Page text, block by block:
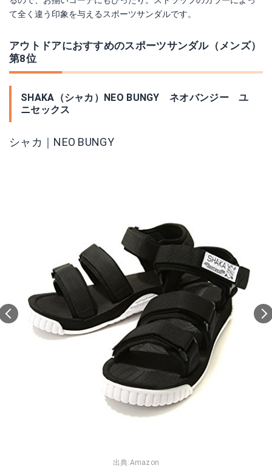
て全く違う印象を与えるスポーツサンダルです。
アウトドアにおすすめのスポーツサンダル（メンズ）
第8位
SHAKA（シャカ）NEO BUNGY ネオバンジー ユ
ニセックス
シャカ｜NEO BUNGY
出典:Amazon